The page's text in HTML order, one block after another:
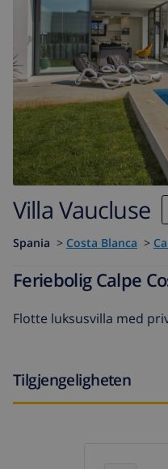
Villa Vaucluse
Spania > Costa Blanca >
Feriebolig Calpe
Flotte luksusvilla med
Tilgjengeligheten